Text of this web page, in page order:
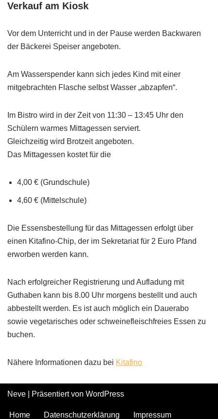
Verkauf am Kiosk
Vor dem Unterricht und in der Pause werden Backwaren
der Bäckerei Speiser angeboten.
Am Wasserspender kann sich jedes Kind mit einer
mitgebrachten Flasche selbst Wasser „abzapfen“.
Im Bistro wird in der Zeit von 11:30 – 13:45 Uhr den
Schülern warmes Mittagessen serviert.
Gleichzeitig wird Brotzeit angeboten.
Das Mittagessen kostet für die
4,00 € (Grundschule)
4,60 € (Mittelschule)
Die Essensbestellung für das Mittagessen erfolgt über
einen Kitafino-Chip, der im Sekretariat für 2 Euro Pfand
erworben werden kann.
Nach erfolgreicher Registrierung und Aufladung mit
Guthaben kann bis 8.00 Uhr morgens bestellt und auch
abbestellt werden. Es ist auch möglich ein Dauerabo
sowie vegetarisches oder schweinefleischfreies Essen zu
buchen.
Nähere Informationen dazu bei Kitafino
Neve | Präsentiert von WordPress
Home Datenschutzerklärung Impressum